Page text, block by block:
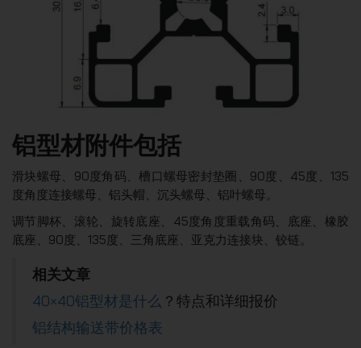
铝型材附件包括
滑块螺母、90度角码、槽口螺母密封垫圈、90度、45度、135
度角度连接螺母、铝头帽、沉头螺母、铝叶螺母。
调节脚杯、滚轮、旋转底座、45度角度重载角码、底座、橡胶
底座、90度、135度、三角底座、亚克力连接块、铰链。
相关文章
40×40铝型材是什么 ？特点和详细报价
铝结构输送带价格表